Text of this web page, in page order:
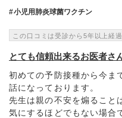
小児用肺炎球菌ワクチン
この口コミは受診から5年以上経
とても信頼出来るお医者さ
初めての予防接種から今ま
話になっております。
先生は親の不安を煽ること
気にするほどでもない場合